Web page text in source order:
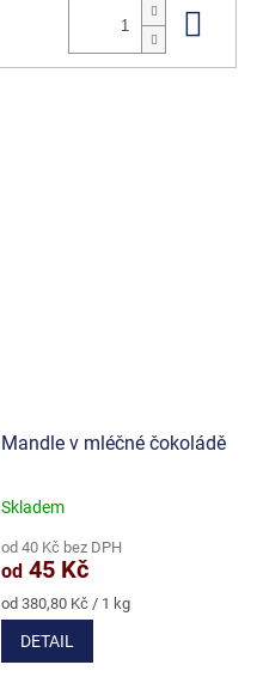
Mandle v mléčné čokoládě
Průměrné
produktu
je
5,0
z
hvězdiček.
Skladem
od 40 Kč bez DPH
od 45 Kč
Měrná
cena:
od 380,80 Kč / 1 kg
DETAIL